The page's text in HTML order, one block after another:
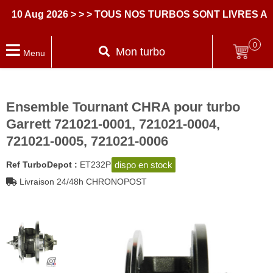
Aug 2026 > > > TOUS NOS TURBOS SONT LIVRES
Menu Mon turbo
0
Ensemble Tournant CHRA pour turbo
Garrett 721021-0001, 721021-0004,
721021-0005, 721021-0006
Ref TurboDepot : ET232P dispo en stock
Livraison 24/48h CHRONOPOST